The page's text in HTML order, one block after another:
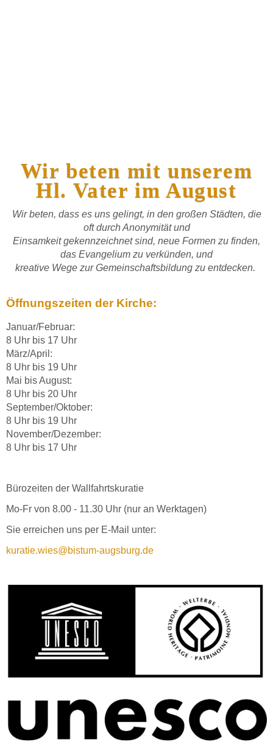
Wir beten mit unserem
Hl. Vater im August
Wir beten, dass es uns gelingt, in den großen Städten, die
oft durch Anonymität und
Einsamkeit gekennzeichnet sind, neue Formen zu finden,
das Evangelium zu verkünden, und
kreative Wege zur Gemeinschaftsbildung zu entdecken.
Öffnungszeiten der Kirche:
Januar/Februar:
8 Uhr bis 17 Uhr
März/April:
8 Uhr bis 19 Uhr
Mai bis August:
8 Uhr bis 20 Uhr
September/Oktober:
8 Uhr bis 19 Uhr
November/Dezember:
8 Uhr bis 17 Uhr
Bürozeiten der Wallfahrtskuratie
Mo-Fr von 8.00 - 11.30 Uhr (nur an Werktagen)
Sie erreichen uns per E-Mail unter:
kuratie.wies@bistum-augsburg.de